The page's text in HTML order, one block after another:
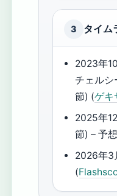
3 タイム
2023年
チェルシ
節) (ゲキ
2025年
節) – 予
2026年3
(